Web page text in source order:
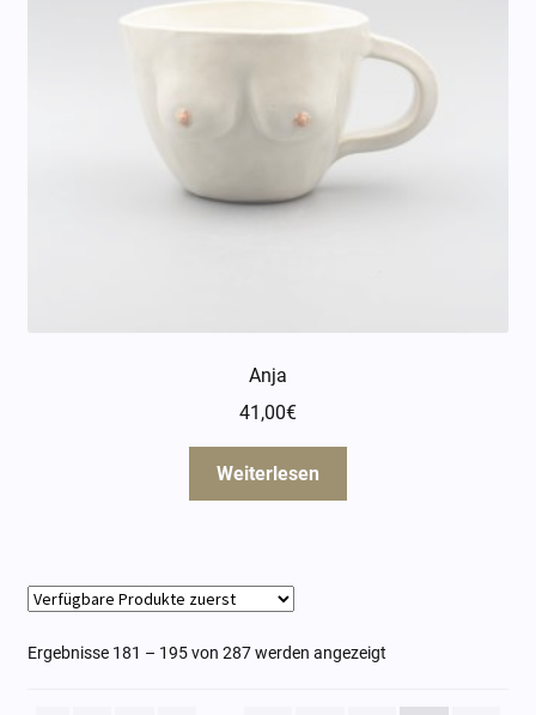
Anja
41,00€
Weiterlesen
Ergebnisse 181 – 195 von 287 werden angezeigt